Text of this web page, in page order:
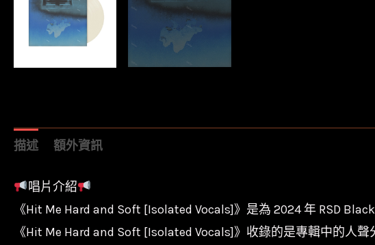
描述 額外資訊
唱片介紹
《Hit Me Hard and Soft [Isolated Vocals]》是為 2024 年 RSD
《Hit Me Hard and Soft [Isolated Vocals]》收錄的是專輯中的人